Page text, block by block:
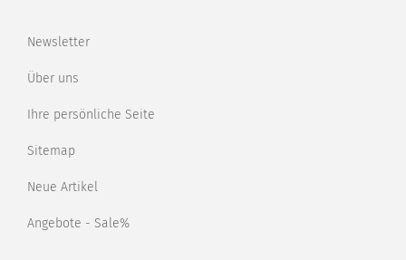
Newsletter
Über uns
Ihre persönliche Seite
Sitemap
Neue Artikel
Angebote - Sale%